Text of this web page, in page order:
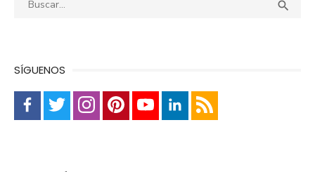

SÍGUENOS